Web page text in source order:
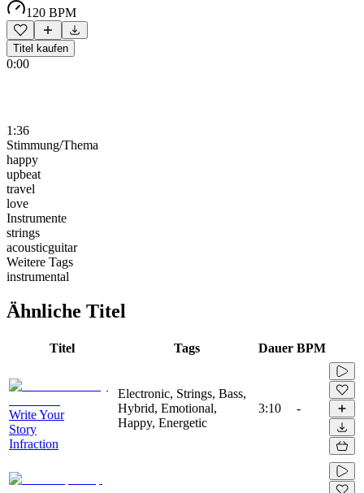
120 BPM
Titel kaufen
0:00
1:36
Stimmung/Thema
happy
upbeat
travel
love
Instrumente
strings
acousticguitar
Weitere Tags
instrumental
Ähnliche Titel
Titel Tags Dauer BPM
Write Your
Story
Infraction
Electronic, Strings, Bass,
Hybrid, Emotional,
Happy, Energetic
3:10 -